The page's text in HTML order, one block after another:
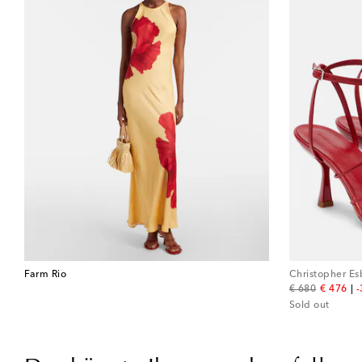
Farm Rio
Christopher
€ 680
original price
€ 476
discount-
Sold out